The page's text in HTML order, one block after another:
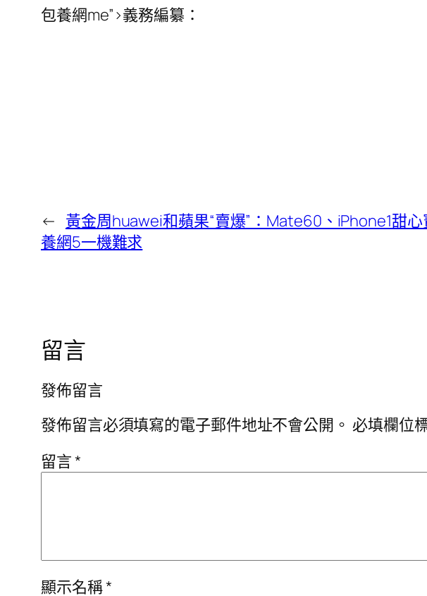
包養網me”>義務編纂：
← 黃金周huawei和蘋果“賣爆”：Mate60、iPhone1甜心
養網5一機難求
留言
發佈留言
發佈留言必須填寫的電子郵件地址不會公開。 必填欄位
留言*
顯示名稱*